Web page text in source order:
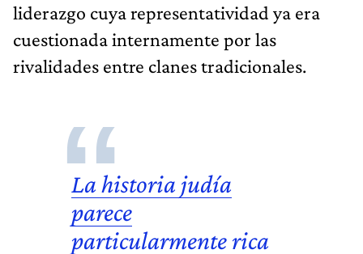
liderazgo cuya representatividad ya era
cuestionada internamente por las
rivalidades entre clanes tradicionales.
La historia judía
parece
particularmente rica